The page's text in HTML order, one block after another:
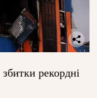
рекордні